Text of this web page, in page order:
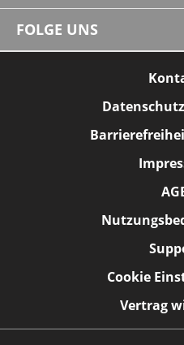
FOLGE UNS
Cookie
Vertrag